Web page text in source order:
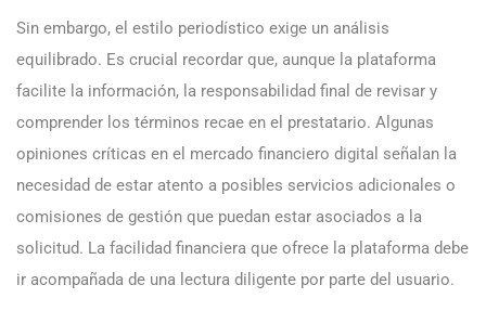
Sin embargo, el estilo periodístico exige un análisis
equilibrado. Es crucial recordar que, aunque la plataforma
facilite la información, la responsabilidad final de revisar y
comprender los términos recae en el prestatario. Algunas
opiniones críticas en el mercado financiero digital señalan la
necesidad de estar atento a posibles servicios adicionales o
comisiones de gestión que puedan estar asociados a la
solicitud. La facilidad financiera que ofrece la plataforma debe
ir acompañada de una lectura diligente por parte del usuario.